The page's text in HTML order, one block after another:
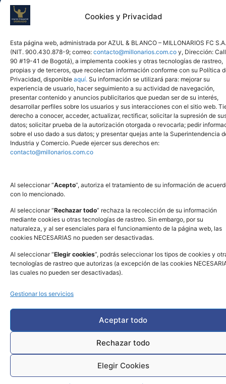
Cookies y Privacidad
Esta página web, administrada por AZUL & BLANCO – MILLONARIOS FC S.A.
(NIT. 900.430.878-9; correo: contacto@millonarios.com.co y, Dirección:
90 #19-41 de Bogotá), a implementa cookies y otras tecnologías de rastreo,
propias y de terceros, que recolectan información conforme con su Política
Privacidad, disponible aquí. Su información se utilizará para: mejorar su
experiencia de usuario, hacer seguimiento a su actividad de navegación,
presentar contenido y anuncios publicitarios que puedan ser de su interés,
desarrollar perfiles sobre los usuarios y sus interacciones con el sitio web.
derecho a conocer, acceder, actualizar, rectificar, solicitar la supresión de
datos; solicitar prueba de la autorización otorgada o revocarla; pedir
sobre el uso dado a sus datos; y presentar quejas ante la Superintendencia
Industria y Comercio. Puede ejercer sus derechos en:
contacto@millonarios.com.co
Al seleccionar “Acepto”, autoriza el tratamiento de su información de
con lo mencionado.
Al seleccionar “Rechazar todo” rechaza la recolección de su información
mediante cookies u otras tecnologías de rastreo. Sin embargo, por su
naturaleza, y al ser esenciales para el funcionamiento de la página web, las
cookies NECESARIAS no pueden ser desactivadas.
Al seleccionar “Elegir cookies”, podrás seleccionar los tipos de cookies y
tecnologías de rastreo que autorizas (a excepción de las cookies
las cuales no pueden ser desactivadas).
Gestionar los servicios
Aceptar todo
Rechazar todo
Elegir Cookies
www.sic.gov.co
Copyright © AZUL & BLANCO MILLONARIOS FC S.A. 2026. Todos los
derechos reservados - Powered byZIGMA